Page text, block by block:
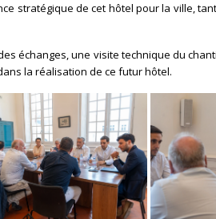
stratégique de cet hôtel pour la ville,
échanges, une visite technique du
la réalisation de ce futur hôtel.